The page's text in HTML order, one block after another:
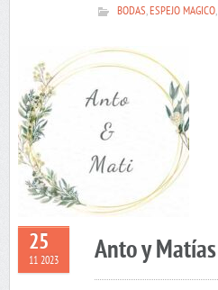
BODAS,ESPEJO MAGICO,
25
11 2023 Anto y Matías